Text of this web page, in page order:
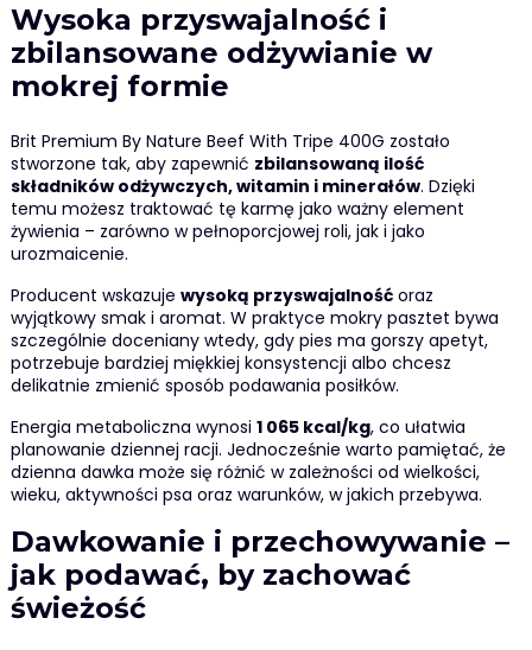
Wysoka przyswajalność i
zbilansowane odżywianie w
mokrej formie
Brit Premium By Nature Beef With Tripe 400G zostało
stworzone tak, aby zapewnić zbilansowaną ilość
składników odżywczych, witamin i minerałów. Dzięki
temu możesz traktować tę karmę jako ważny element
żywienia – zarówno w pełnoporcjowej roli, jak i jako
urozmaicenie.
Producent wskazuje wysoką przyswajalnośćoraz
wyjątkowy smak i aromat. W praktyce mokry pasztet bywa
szczególnie doceniany wtedy, gdy pies ma gorszy apetyt,
potrzebuje bardziej miękkiej konsystencji albo chcesz
delikatnie zmienić sposób podawania posiłków.
Energia metaboliczna wynosi 1 065 kcal/kg, co ułatwia
planowanie dziennej racji. Jednocześnie warto pamiętać, że
dzienna dawka może się różnić w zależności od wielkości,
wieku, aktywności psa oraz warunków, w jakich przebywa.
Dawkowanie i przechowywanie –
jak podawać, by zachować
świeżość